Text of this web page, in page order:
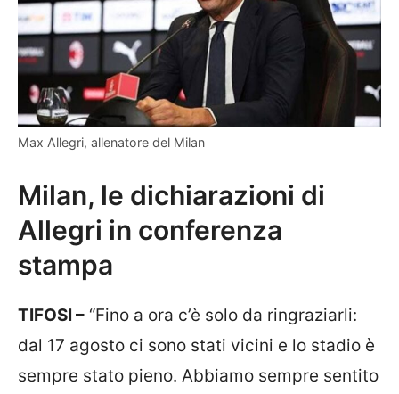
Max Allegri, allenatore del Milan
Milan, le dichiarazioni di
Allegri in conferenza
stampa
TIFOSI – “Fino a ora c’è solo da ringraziarli:
dal 17 agosto ci sono stati vicini e lo stadio è
sempre stato pieno. Abbiamo sempre sentito